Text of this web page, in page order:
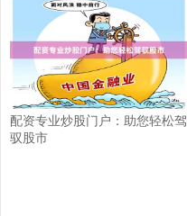
配资专业炒股门户：助您轻松驾
驭股市